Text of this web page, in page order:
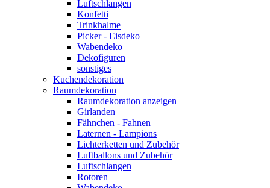
Luftschlangen
Konfetti
Trinkhalme
Picker - Eisdeko
Wabendeko
Dekofiguren
sonstiges
Kuchendekoration
Raumdekoration
Raumdekoration anzeigen
Girlanden
Fähnchen - Fahnen
Laternen - Lampions
Lichterketten und Zubehör
Luftballons und Zubehör
Luftschlangen
Rotoren